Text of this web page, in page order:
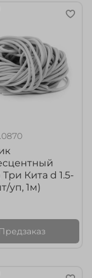
Кита d 1.5-
уп, 1м)